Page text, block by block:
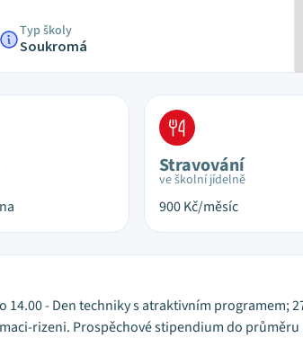
Typ školy
Soukromá
Stravování
ve školní jídelně
900Kč/měsíc
14.00 - Den techniky s atraktivním programem;
rizeni. Prospěchové stipendium do průměru